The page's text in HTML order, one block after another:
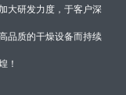
大研发力度，于客户深
品质的干燥设备而持续
！